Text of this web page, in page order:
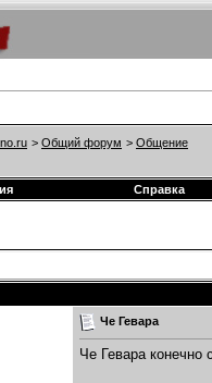
> Общий форум > Общение
Справка
Че Гевара
Че Гевара конечно